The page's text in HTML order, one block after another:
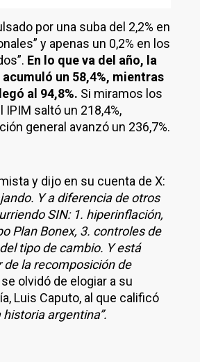
por una suba del 2,2% en
y apenas un 0,2% en los
En lo que va del año, la
un 58,4%, mientras
al 94,8%. Si miramos los
saltó un 218,4%,
general avanzó un 236,7%.
y dijo en su cuenta de X:
Y a diferencia de otros
SIN: 1. hiperinflación,
Plan Bonex, 3. controles de
tipo de cambio. Y está
la recomposición de
olvidó de elogiar a su
Luis Caputo, al que calificó
historia argentina”.